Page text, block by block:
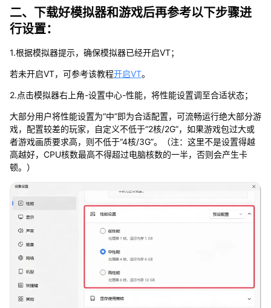
二、下载好模拟器和游戏后再参考以下步骤进
行设置：
1.根据模拟器提示，确保模拟器已经开启VT；
若未开启VT，可参考该教程开启VT。
2.点击模拟器右上角-设置中心-性能，将性能设置调至合适状态；
大部分用户将性能设置为“中”即为合适配置，可流畅运行绝大部分游
戏，配置较差的玩家，自定义不低于“2核/2G”，如果游戏包过大或
者游戏画质要求高，则不低于“4核/3G”。（注：这里不是设置得越
高越好，CPU核数最高不得超过电脑核数的一半，否则会产生卡
顿。）